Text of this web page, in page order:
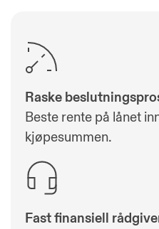
Raske
Beste rente på lånet
kjøpesummen.
Fast finansiell